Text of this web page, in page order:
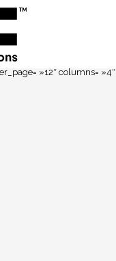
»12″ columns=